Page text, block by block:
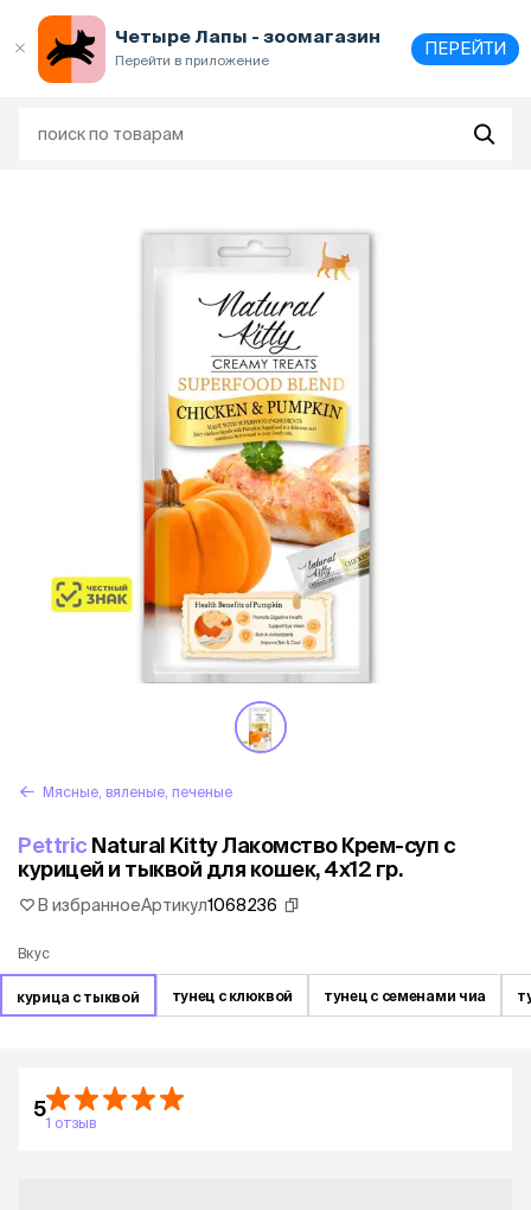
Четыре Лапы - зоомагазин
Перейти в приложение
ПЕРЕЙТИ
Мясные, вяленые, печеные
Pettric Natural Kitty Лакомство Крем-суп с
курицей и тыквой для кошек, 4х12 гр.
В избранноеАртикул1068236
Вкус
курица с тыквой тунец с клюквой тунец с семенами чиа
5
1 отзыв